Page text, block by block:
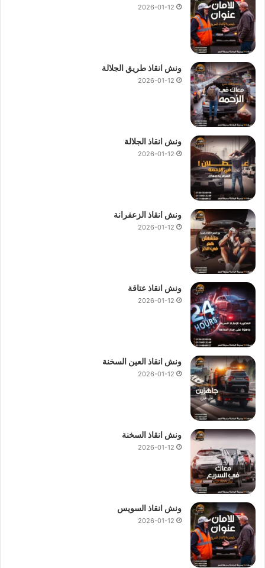
2026-01-12
ونش انقاذ طريق الجلالة
2026-01-12
ونش انقاذ الجلالة
2026-01-12
ونش انقاذ الزعفرانة
2026-01-12
ونش انقاذ عتاقة
2026-01-12
ونش انقاذ العين السخنة
2026-01-12
ونش انقاذ السخنة
2026-01-12
ونش انقاذ السويس
2026-01-12